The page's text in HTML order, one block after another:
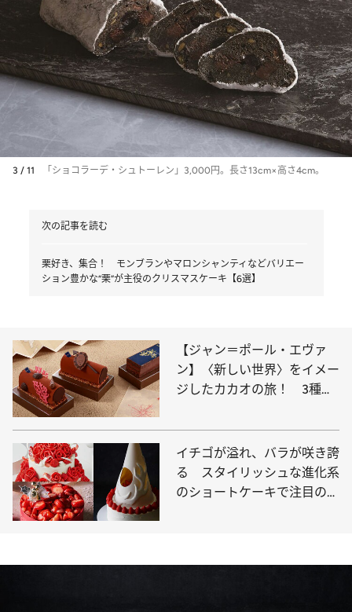
3 / 11 「ショコラーデ・シュトーレン」3,000円。長さ13cm×高さ4cm。
次の記事を読む
栗好き、集合！ モンブランやマロンシャンティなどバリエー
ション豊かな“栗”が主役のクリスマスケーキ【6選】
【ジャン＝ポール・エヴァ
ン】〈新しい世界〉をイメー
ジしたカカオの旅！ 3種の
場
イチゴが溢れ、バラが咲き誇
る スタイリッシュな進化系
のショートケーキで注目の的